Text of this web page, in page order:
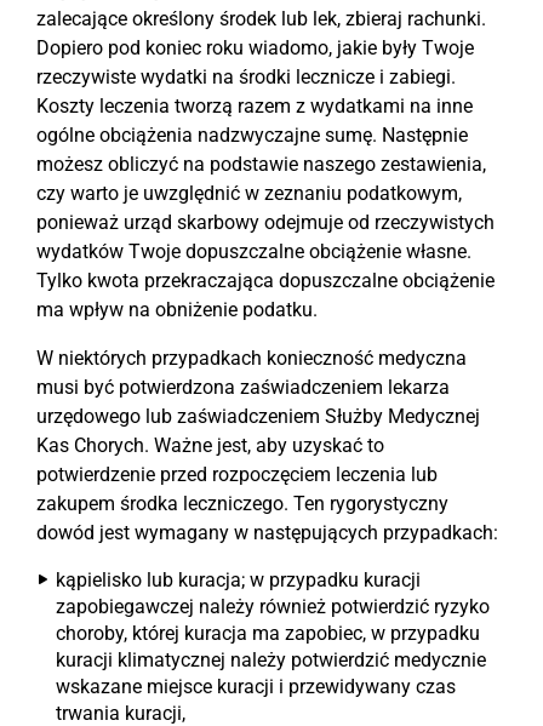
zalecające określony środek lub lek, zbieraj rachunki.
Dopiero pod koniec roku wiadomo, jakie były Twoje
rzeczywiste wydatki na środki lecznicze i zabiegi.
Koszty leczenia tworzą razem z wydatkami na inne
ogólne obciążenia nadzwyczajne sumę. Następnie
możesz obliczyć na podstawie naszego zestawienia,
czy warto je uwzględnić w zeznaniu podatkowym,
ponieważ urząd skarbowy odejmuje od rzeczywistych
wydatków Twoje dopuszczalne obciążenie własne.
Tylko kwota przekraczająca dopuszczalne obciążenie
ma wpływ na obniżenie podatku.
W niektórych przypadkach konieczność medyczna
musi być potwierdzona zaświadczeniem lekarza
urzędowego lub zaświadczeniem Służby Medycznej
Kas Chorych. Ważne jest, aby uzyskać to
potwierdzenie przed rozpoczęciem leczenia lub
zakupem środka leczniczego. Ten rygorystyczny
dowód jest wymagany w następujących przypadkach:
kąpielisko lub kuracja; w przypadku kuracji
zapobiegawczej należy również potwierdzić ryzyko
choroby, której kuracja ma zapobiec, w przypadku
kuracji klimatycznej należy potwierdzić medycznie
wskazane miejsce kuracji i przewidywany czas
trwania kuracji,